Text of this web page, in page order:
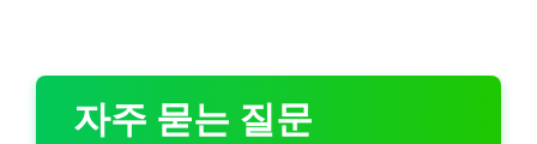
자주 묻는 질문